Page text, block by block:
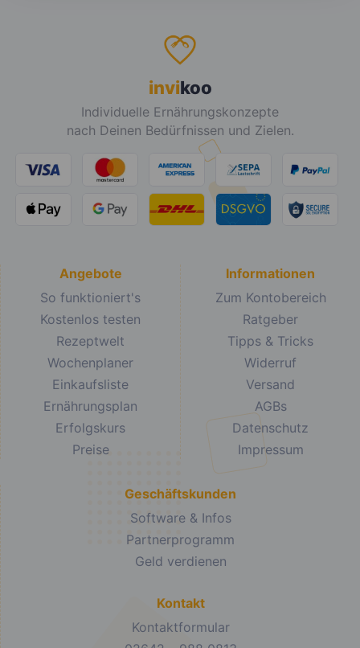
invikoo
Individuelle Ernährungskonzepte
nach Deinen Bedürfnissen und Zielen.
Angebote
So funktioniert's
Kostenlos testen
Rezeptwelt
Wochenplaner
Einkaufsliste
Ernährungsplan
Erfolgskurs
Preise
Informationen
Zum Kontobereich
Ratgeber
Tipps & Tricks
Widerruf
Versand
AGBs
Datenschutz
Impressum
Geschäftskunden
Software & Infos
Partnerprogramm
Geld verdienen
Kontakt
Kontaktformular